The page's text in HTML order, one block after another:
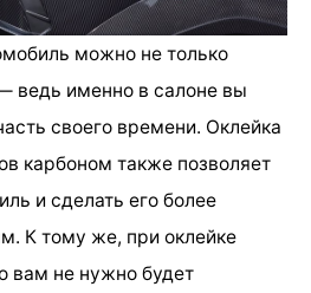
можно не только
ведь именно в салоне вы
своего времени. Оклейка
карбоном также позволяет
и сделать его более
К тому же, при оклейке
вам не нужно будет